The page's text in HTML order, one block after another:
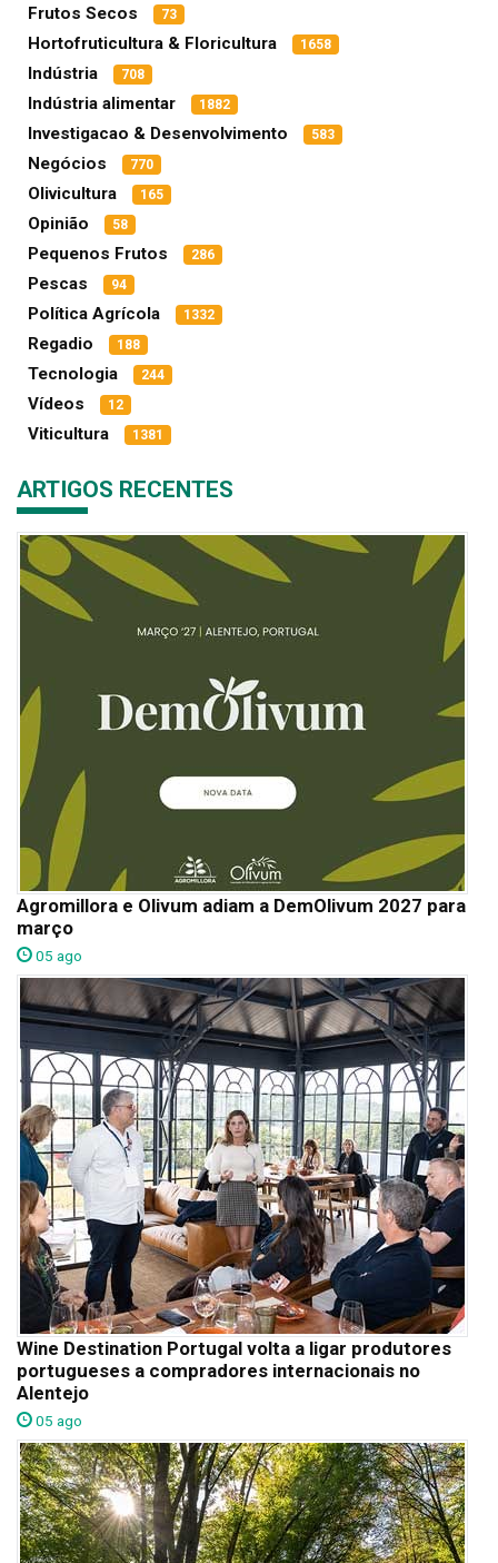
Frutos Secos 73
Hortofruticultura & Floricultura 1658
Indústria 708
Indústria alimentar 1882
Investigacao & Desenvolvimento 583
Negócios 770
Olivicultura 165
Opinião 58
Pequenos Frutos 286
Pescas 94
Política Agrícola 1332
Regadio 188
Tecnologia 244
Vídeos 12
Viticultura 1381
ARTIGOS RECENTES
Agromillora e Olivum adiam a DemOlivum 2027 para
março
05 ago
Wine Destination Portugal volta a ligar produtores
portugueses a compradores internacionais no
Alentejo
05 ago